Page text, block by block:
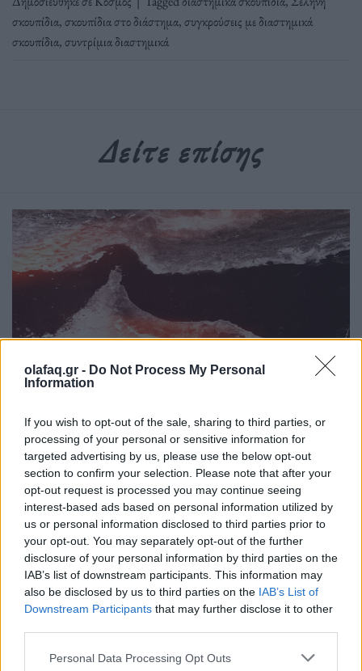
olafaq.gr - Do Not Process My Personal
Information
If you wish to opt-out of the sale, sharing to third parties, or
processing of your personal or sensitive information for
targeted advertising by us, please use the below opt-out
section to confirm your selection. Please note that after your
opt-out request is processed you may continue seeing
interest-based ads based on personal information utilized by
us or personal information disclosed to third parties prior to
your opt-out. You may separately opt-out of the further
disclosure of your personal information by third parties on the
IAB’s list of downstream participants. This information may
also be disclosed by us to third parties on the IAB’s List of
Downstream Participants that may further disclose it to other
Personal Data Processing Opt Outs
σκουπίδια,σκουπίδια στο διάστημα,συγκρούσεις με διαστημικά
σκουπίδια,συντρίμια διαστημικά
Δείτε επίσης
Ο κόσμος στο έλεος ενός στενού: Όταν το
πετρέλαιο γίνεται γεωπολιτική ασφυξία
10.03.26
Ο Περσικός Κόλπος θυμίζει ξανά ότι η παγκόσμια οικονομία
εξακολουθεί να αναπνέει μέσα από έναν στενό θαλάσσιο
διάδρομο: τα Στενά του Ορμούζ.